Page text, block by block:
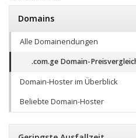
Domains
Alle Domainendungen
.com.ge Domain-
Domain-Hoster im Überblick
Beliebte Domain-Hoster